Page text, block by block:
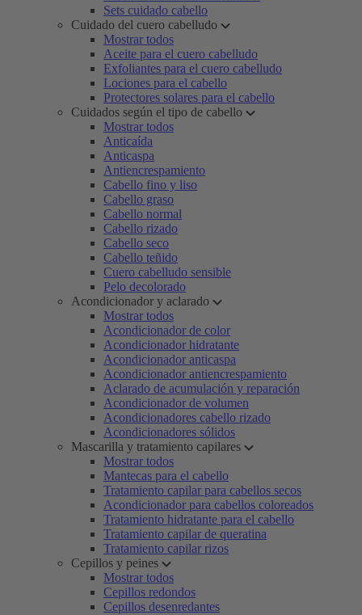
Sets cuidado cabello
Cuidado del cuero cabelludo
Mostrar todos
Aceite para el cuero cabelludo
Exfoliantes para el cuero cabelludo
Lociones para el cabello
Protectores solares para el cabello
Cuidados según el tipo de cabello
Mostrar todos
Anticaída
Anticaspa
Antiencrespamiento
Cabello fino y liso
Cabello graso
Cabello normal
Cabello rizado
Cabello seco
Cabello teñido
Cuero cabelludo sensible
Pelo decolorado
Acondicionador y aclarado
Mostrar todos
Acondicionador de color
Acondicionador hidratante
Acondicionador anticaspa
Acondicionador antiencrespamiento
Aclarado de acumulación y reparación
Acondicionador de volumen
Acondicionadores cabello rizado
Acondicionadores sólidos
Mascarilla y tratamiento capilares
Mostrar todos
Mantecas para el cabello
Tratamiento capilar para cabellos secos
Acondicionador para cabellos coloreados
Tratamiento hidratante para el cabello
Tratamiento capilar de queratina
Tratamiento capilar rizos
Cepillos y peines
Mostrar todos
Cepillos redondos
Cepillos desenredantes